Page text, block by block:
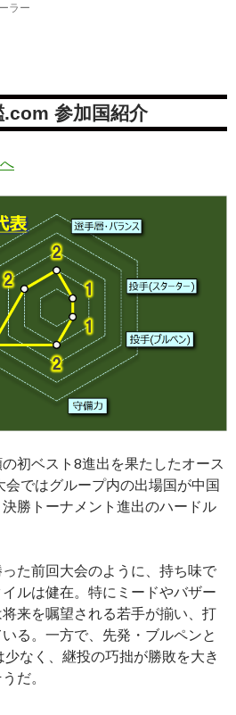
ラー
参加国紹介
の初ベスト8進出を果たしたオース
会ではグループ内の出場国が中国
勝トーナメント進出のハードル
た前回大会のように、持ち味で
ルは健在。特にミードやバザー
来を嘱望される若手が揃い、打
る。一方で、先発・ブルペンと
なく、継投の巧拙が勝敗を大き
だ。